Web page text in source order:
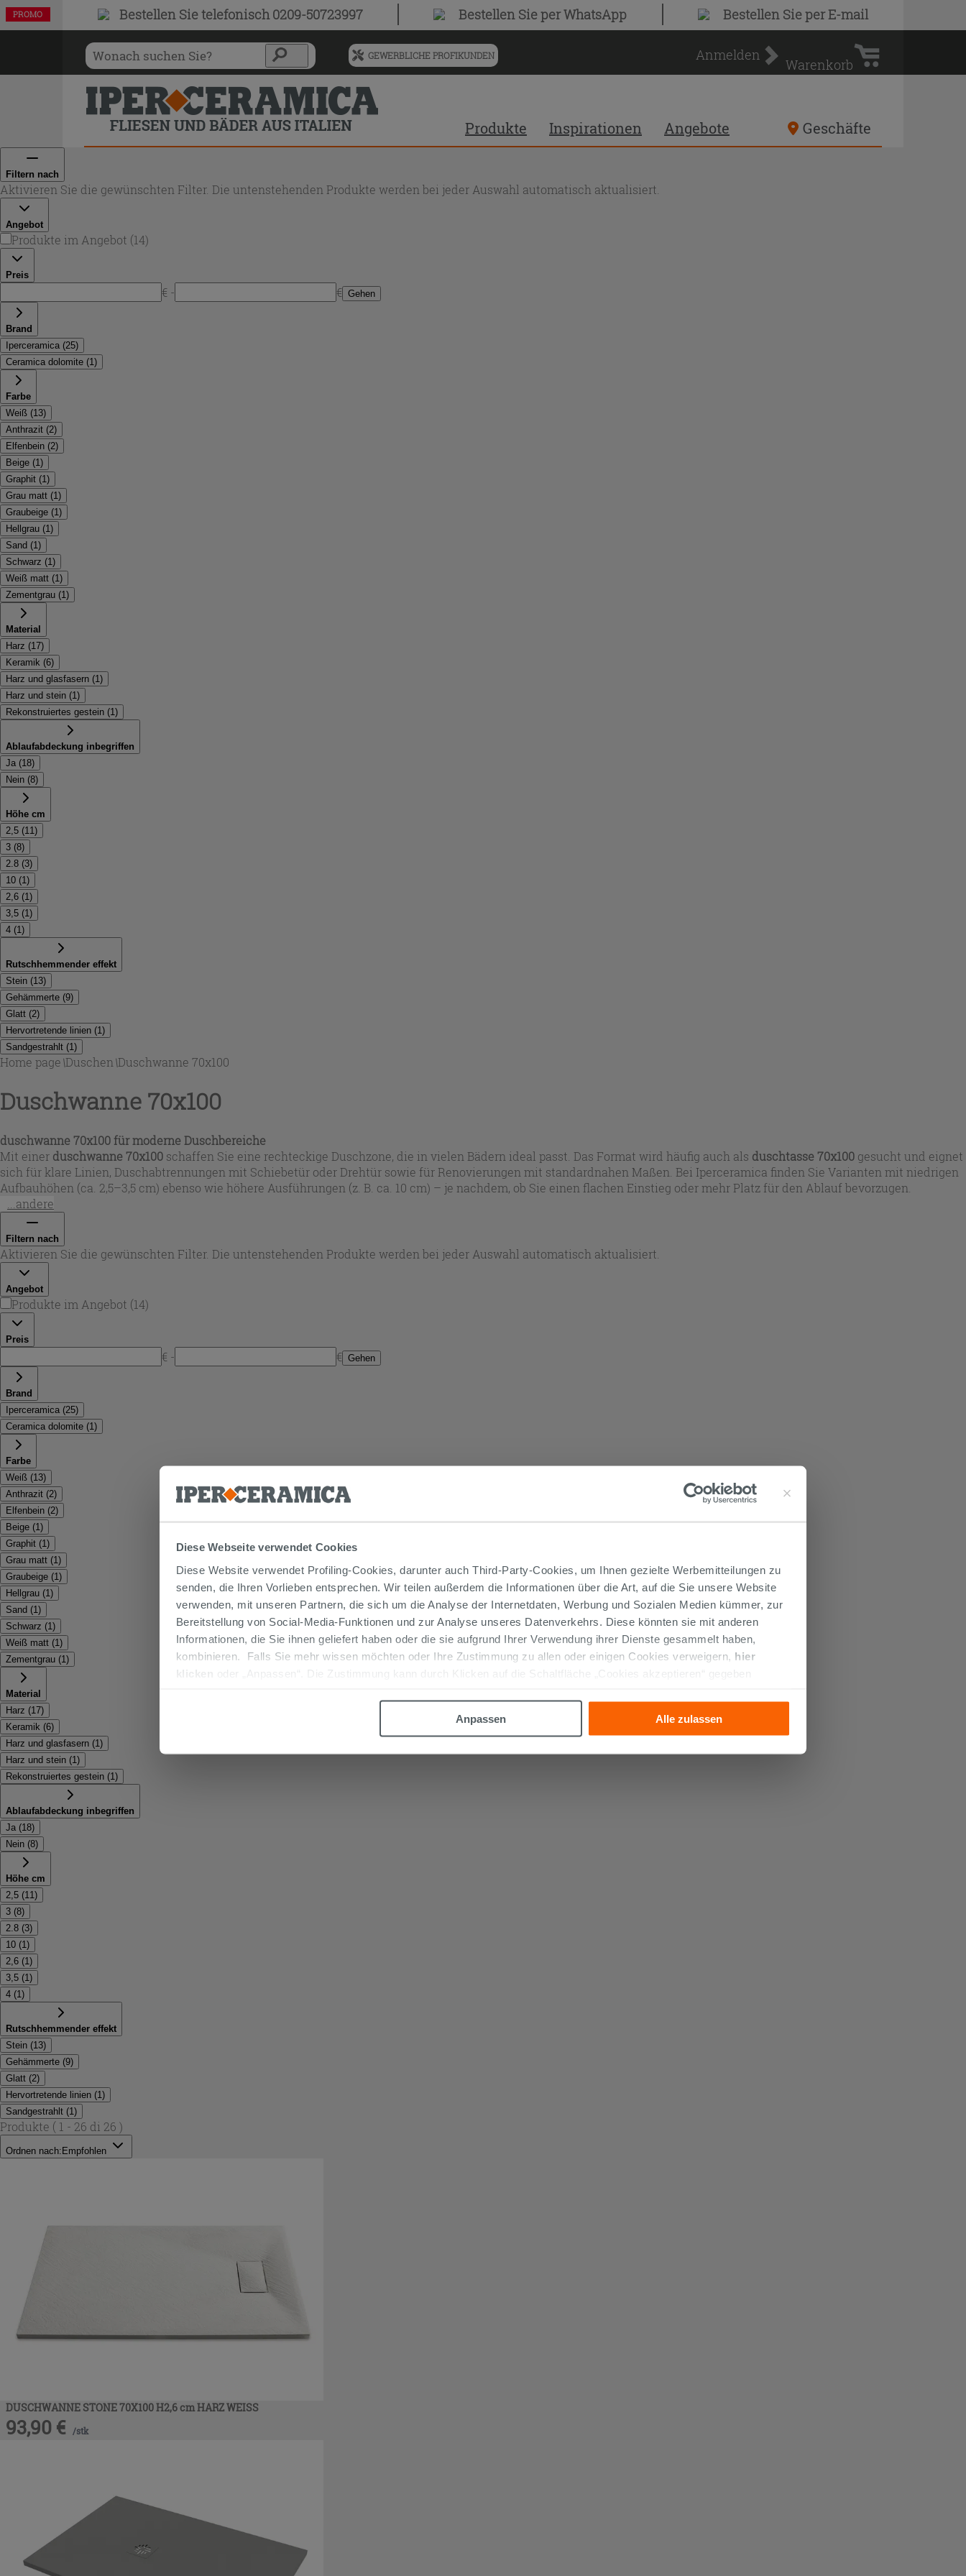
Diese Webseite verwendet Cookies
Diese Website verwendet Profiling-Cookies, darunter auch Third-Party-Cookies, um Ihnen gezielte Werbemitteilungen zu
senden, die Ihren Vorlieben entsprechen. Wir teilen außerdem die Informationen über die Art, auf die Sie unsere Website
verwenden, mit unseren Partnern, die sich um die Analyse der Internetdaten, Werbung und Sozialen Medien kümmer, zur
Bereitstellung von Social-Media-Funktionen und zur Analyse unseres Datenverkehrs. Diese könnten sie mit anderen
Informationen, die Sie ihnen geliefert haben oder die sie aufgrund Ihrer Verwendung ihrer Dienste gesammelt haben,
kombinieren. Falls Sie mehr wissen möchten oder Ihre Zustimmung zu allen oder einigen Cookies verweigern, hier
klicken
oder „Anpassen“. Die Zustimmung kann durch Klicken auf die Schaltfläche „Cookies akzeptieren“ gegeben
Anpassen
Alle zulassen
Bestellen Sietelefonisch 0209-50723997 Bestellen Sieper WhatsApp Bestellen Sieper E-mail
Menü
vorgeschlagenen
Siteinhalt
und
Suchprotokoll
GEWERBLICHE PROFIKUNDEN Anmelden
Warenkorb
Warenkorb
Produkte Inspirationen Angebote Geschäfte
Filtern nach
Aktivieren Sie die gewünschten Filter. Die untenstehenden Produkte werden bei jeder Auswahl automatisch aktualisiert.
Angebot
Produkte im Angebot (14)
Preis
€ - € Gehen
Brand
Iperceramica (25)
Ceramica dolomite (1)
Farbe
Weiß (13)
Anthrazit (2)
Elfenbein (2)
Beige (1)
Graphit (1)
Grau matt (1)
Graubeige (1)
Hellgrau (1)
Sand (1)
Schwarz (1)
Weiß matt (1)
Zementgrau (1)
Material
Harz (17)
Keramik (6)
Harz und glasfasern (1)
Harz und stein (1)
Rekonstruiertes gestein (1)
Ablaufabdeckung inbegriffen
Ja (18)
Nein (8)
Höhe cm
2,5 (11)
3 (8)
2.8 (3)
10 (1)
2,6 (1)
3,5 (1)
4 (1)
Rutschhemmender effekt
Stein (13)
Gehämmerte (9)
Glatt (2)
Hervortretende linien (1)
Sandgestrahlt (1)
Home page\Duschen \Duschwanne 70x100
Duschwanne 70x100
duschwanne 70x100 für moderne Duschbereiche
Mit einer duschwanne 70x100 schaffen Sie eine rechteckige Duschzone, die in vielen Bädern ideal passt. Das Format wird häufig auch als duschtasse 70x100 gesucht und eignet
sich für klare Linien, Duschabtrennungen mit Schiebetür oder Drehtür sowie für Renovierungen mit standardnahen Maßen. Bei Iperceramica finden Sie Varianten mit niedrigen
Aufbauhöhen (ca. 2,5–3,5 cm) ebenso wie höhere Ausführungen (z. B. ca. 10 cm) – je nachdem, ob Sie einen flachen Einstieg oder mehr Platz für den Ablauf bevorzugen.
...andere
Filtern nach
Aktivieren Sie die gewünschten Filter. Die untenstehenden Produkte werden bei jeder Auswahl automatisch aktualisiert.
Angebot
Produkte im Angebot (14)
Preis
€ - € Gehen
Brand
Iperceramica (25)
Ceramica dolomite (1 )
Farbe
Weiß (13)
Anthrazit (2)
Elfenbein (2)
Beige (1 )
Graphit (1 )
Grau matt (1 )
Graubeige (1 )
Hellgrau (1 )
Sand (1 )
Schwarz (1 )
Weiß matt (1 )
Zementgrau (1 )
Material
Harz (17)
Keramik (6)
Harz und glasfasern (1 )
Harz und stein (1 )
Rekonstruiertes gestein (1 )
Ablaufabdeckung inbegriffen
Ja (18)
Nein (8)
Höhe cm
2,5 (11 )
3 (8)
2.8 (3)
10 (1 )
2,6 (1 )
3,5 (1 )
4 (1 )
Rutschhemmender effekt
Stein (13)
Gehämmerte (9)
Glatt (2)
Hervortretende linien (1 )
Sandgestrahlt (1 )
Produkte ( 1 - 26 di 26 )
Ordnen nach: Empfohlen
DUSCHWANNE STONE 70X100 H2,6 cm HARZ WEISS
93,90 € /stk
PROMO
PROMO
PROMO
PROMO
PROMO
PROMO
PROMO
PROMO
PROMO
PROMO
PROMO
PROMO
PROMO
PROMO